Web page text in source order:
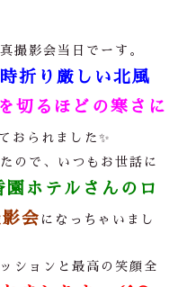
撮影会当日でーす。
時折り厳しい北風
切るほどの寒さに
おられました✨
ので、いつもお世話に
園ホテルさんのロ
会 になっちゃいまし
ションと最高の笑顔全